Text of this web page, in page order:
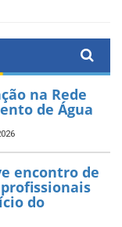
na Rede
de Água
encontro de
do